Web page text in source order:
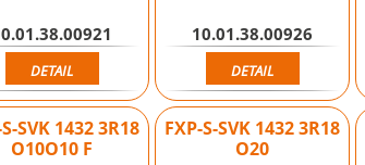
DETAIL
10.01.38.00926
DETAIL
SVK 1432 3R18
O10O10 F
FXP-S-SVK 1432 3R18
O20